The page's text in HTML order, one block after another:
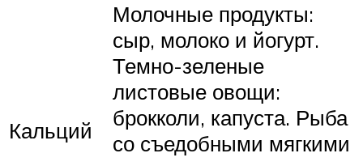
Кальций
Молочные продукты:
сыр, молоко и йогурт.
Темно-зеленые
листовые овощи:
брокколи, капуста. Рыба
со съедобными мягкими